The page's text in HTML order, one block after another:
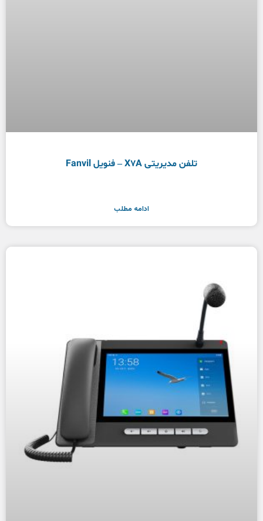
تلفن مدیریتی X7A – فنویل Fanvil
ادامه مطلب